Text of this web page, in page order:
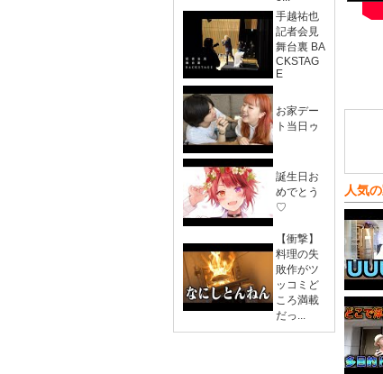
手越祐也
記者会見
舞台裏 BA
CKSTAG
E
お家デー
ト当日ゥ
誕生日お
めでとう
♡
【衝撃】
料理の失
敗作がツ
ッコミど
ころ満載
だっ...
人気